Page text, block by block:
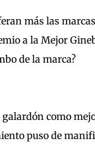
más las
a la Mejor
de la marca?
como
puso de